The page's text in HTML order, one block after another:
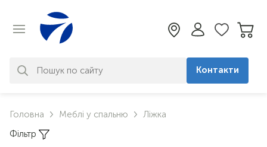
знайдено. Уточніть свій запит
Контакти
Головна Меблі у спальню
Ліжка
Фільтр